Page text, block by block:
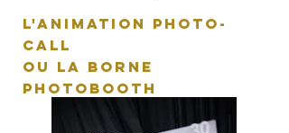
L'ANIMATION PHOTO-
call
ou la borne
photobooth